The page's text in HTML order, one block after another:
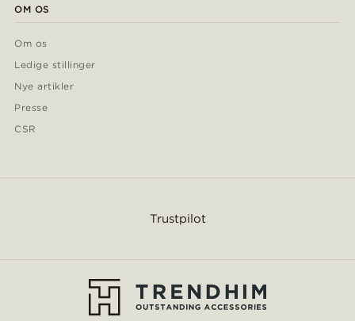
OM OS
Om os
Ledige stillinger
Nye artikler
Presse
CSR
Trustpilot